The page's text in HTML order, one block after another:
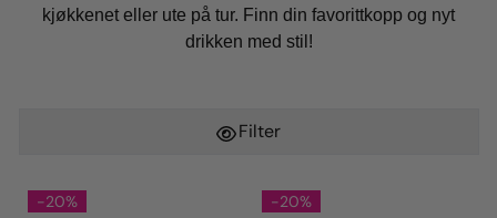
kjøkkenet eller ute på tur. Finn din favorittkopp og nyt
drikken med stil!
Filter
-20% -20%